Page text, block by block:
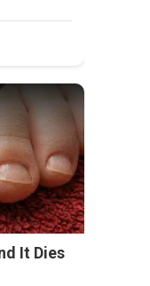
It Dies